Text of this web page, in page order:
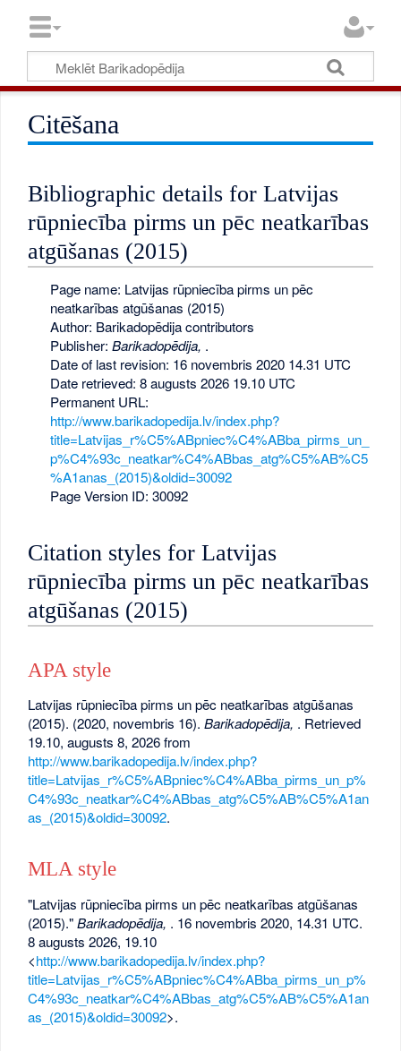
Citēšana
Bibliographic details for Latvijas
rūpniecība pirms un pēc neatkarības
atgūšanas (2015)
Page name: Latvijas rūpniecība pirms un pēc
neatkarības atgūšanas (2015)
Author: Barikadopēdija contributors
Publisher: Barikadopēdija, .
Date of last revision: 16 novembris 2020 14.31 UTC
Date retrieved: 8 augusts 2026 19.10 UTC
Permanent URL:
http://www.barikadopedija.lv/index.php?
title=Latvijas_r%C5%ABpniec%C4%ABba_pirms_un_
p%C4%93c_neatkar%C4%ABbas_atg%C5%AB%C5
%A1anas_(2015)&oldid=30092
Page Version ID: 30092
Citation styles for Latvijas
rūpniecība pirms un pēc neatkarības
atgūšanas (2015)
APA style
Latvijas rūpniecība pirms un pēc neatkarības atgūšanas
(2015). (2020, novembris 16).Barikadopēdija, . Retrieved
19.10, augusts 8, 2026 from
http://www.barikadopedija.lv/index.php?
title=Latvijas_r%C5%ABpniec%C4%ABba_pirms_un_p%
C4%93c_neatkar%C4%ABbas_atg%C5%AB%C5%A1an
as_(2015)&oldid=30092.
MLA style
"Latvijas rūpniecība pirms un pēc neatkarības atgūšanas
(2015)."Barikadopēdija, . 16 novembris 2020, 14.31 UTC.
8 augusts 2026, 19.10
<http://www.barikadopedija.lv/index.php?
title=Latvijas_r%C5%ABpniec%C4%ABba_pirms_un_p%
C4%93c_neatkar%C4%ABbas_atg%C5%AB%C5%A1an
as_(2015)&oldid=30092>.